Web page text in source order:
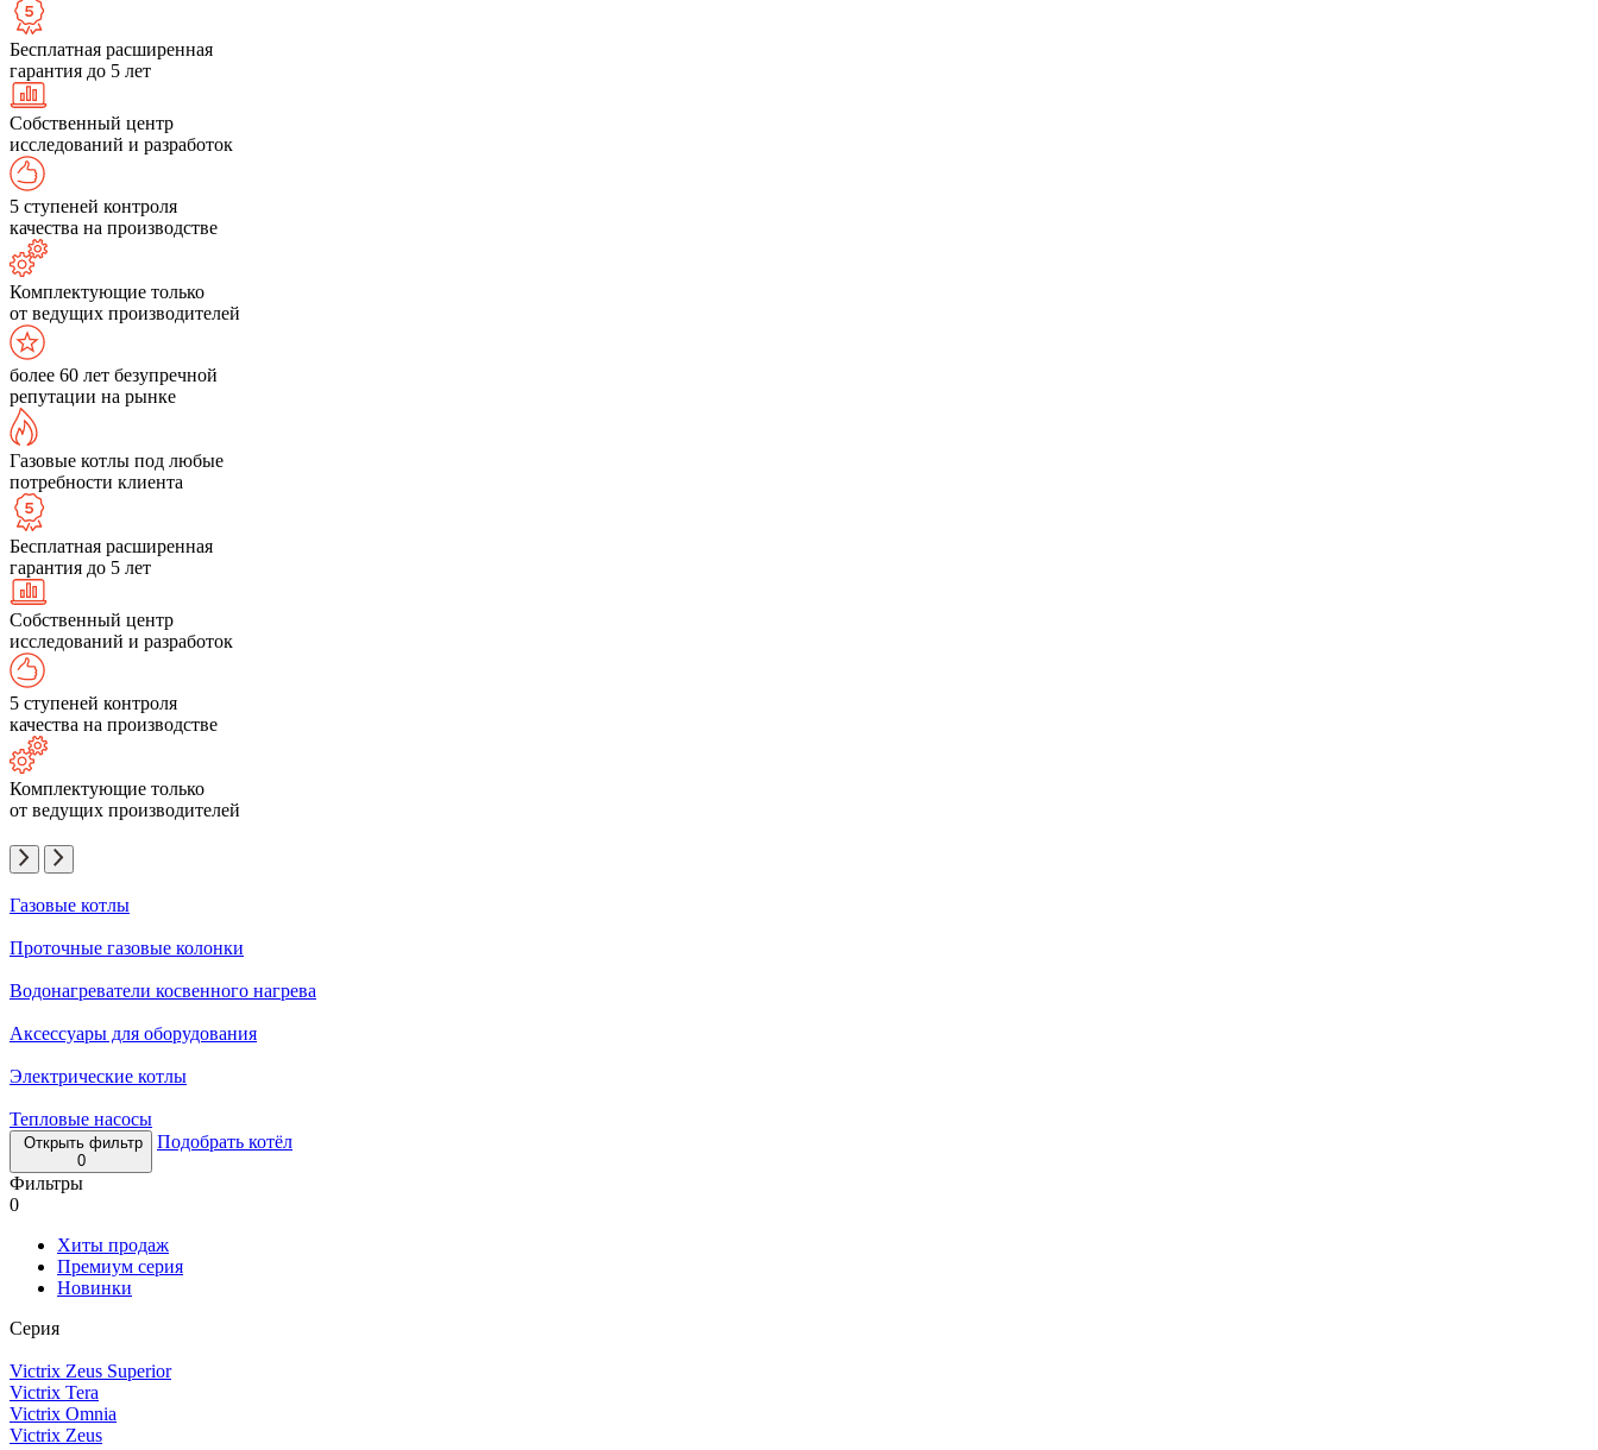
Бесплатная расширенная
гарантия до 5 лет
Собственный центр
исследований и разработок
5 ступеней контроля
качества на производстве
Комплектующие только
от ведущих производителей
более 60 лет безупречной
репутации на рынке
Газовые котлы под любые
потребности клиента
Бесплатная расширенная
гарантия до 5 лет
Собственный центр
исследований и разработок
5 ступеней контроля
качества на производстве
Комплектующие только
от ведущих производителей
Газовые котлы
Проточные газовые колонки
Водонагреватели косвенного нагрева
Аксессуары для оборудования
Электрические котлы
Тепловые насосы
Открыть фильтр
0
Подобрать котёл
Фильтры
0
Хиты продаж
Премиум серия
Новинки
Серия
Victrix Zeus Superior
Victrix Tera
Victrix Omnia
Victrix Zeus